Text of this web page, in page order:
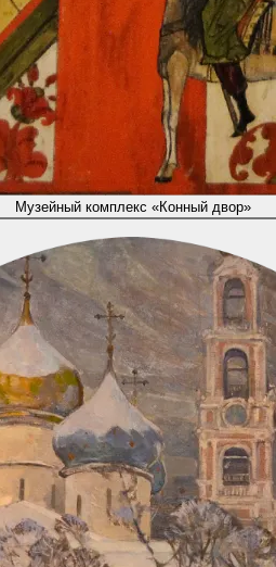
Музейный комплекс «Конный двор»